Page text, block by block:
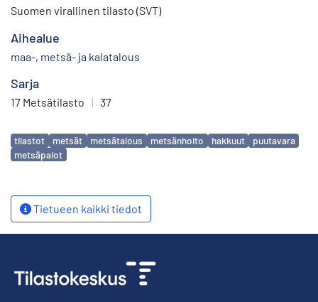
Suomen virallinen tilasto (SVT)
Aihealue
maa-, metsä- ja kalatalous
Sarja
17 Metsätilasto | 37
Avainsanat
tilastot metsät metsätalous metsänhoito hakkuut
puutavara
metsäpalot
Tietueen kaikki tiedot